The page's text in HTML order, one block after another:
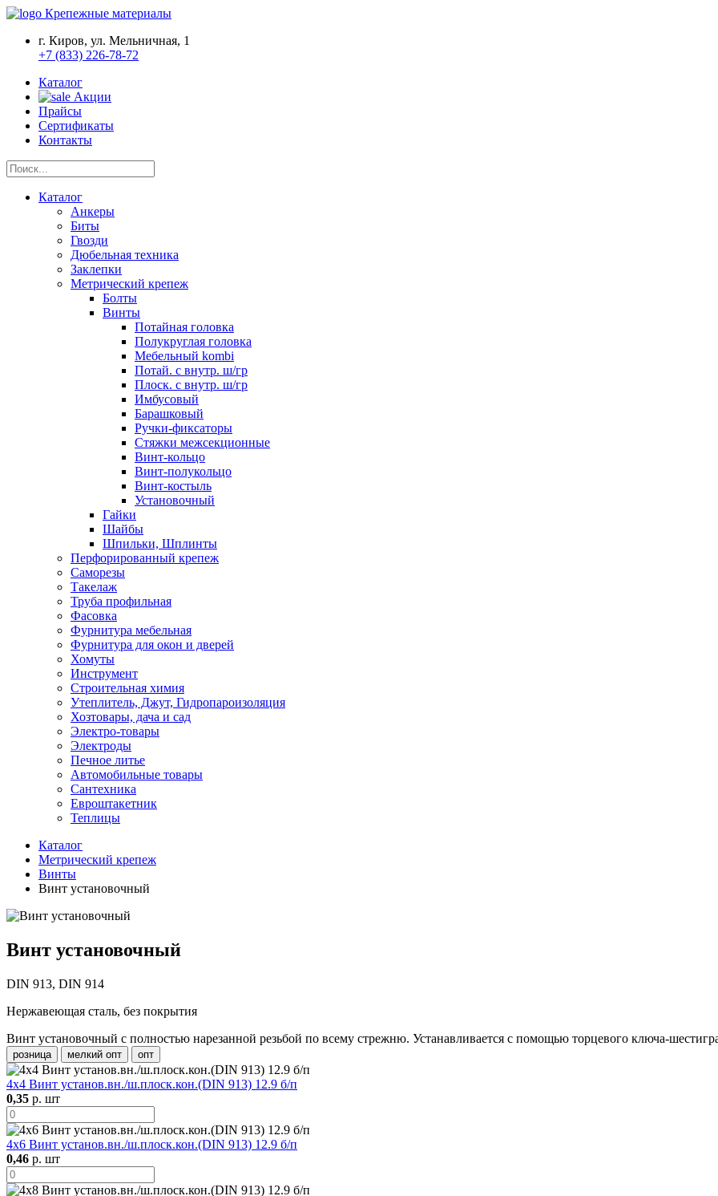
Крепежные материалы
г. Киров, ул. Мельничная, 1
+7 (833) 226-78-72
Каталог
Акции
Прайсы
Сертификаты
Контакты
Каталог
Анкеры
Биты
Гвозди
Дюбельная техника
Заклепки
Метрический крепеж
Болты
Винты
Потайная головка
Полукруглая головка
Мебельный kombi
Потай. с внутр. ш/гр
Плоск. с внутр. ш/гр
Имбусовый
Барашковый
Ручки-фиксаторы
Стяжки межсекционные
Винт-кольцо
Винт-полукольцо
Винт-костыль
Установочный
Гайки
Шайбы
Шпильки, Шплинты
Перфорированный крепеж
Саморезы
Такелаж
Труба профильная
Фасовка
Фурнитура мебельная
Фурнитура для окон и дверей
Хомуты
Инструмент
Строительная химия
Утеплитель, Джут, Гидропароизоляция
Хозтовары, дача и сад
Электро-товары
Электроды
Печное литье
Автомобильные товары
Сантехника
Евроштакетник
Теплицы
Каталог
Метрический крепеж
Винты
Винт установочный
Винт установочный
DIN 913, DIN 914
Нержавеющая сталь, без покрытия
Винт установочный с полностью нарезанной резьбой по всему стрежню. Устанавливается с помощью торцевого ключа-
розница мелкий опт опт
4х4 Винт установ.вн./ш.плоск.кон.(DIN 913) 12.9 б/п
0,35 р. шт
4х6 Винт установ.вн./ш.плоск.кон.(DIN 913) 12.9 б/п
0,46 р. шт